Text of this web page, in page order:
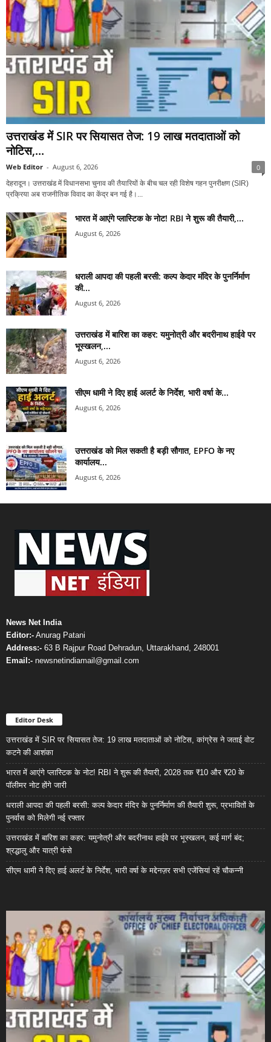
उत्तराखंड में SIR पर सियासत तेज: 19 लाख मतदाताओं को
नोटिस,...
Web Editor - August 6, 2026 0
देहरादून। उत्तराखंड में विधानसभा चुनाव की तैयारियों के बीच चल रही विशेष गहन पुनरीक्षण (SIR)
प्रक्रिया अब राजनीतिक विवाद का केंद्र बन गई है।...
भारत में आएंगे प्लास्टिक के नोट! RBI ने शुरू की तैयारी,...
August 6, 2026
धराली आपदा की पहली बरसी: कल्प केदार मंदिर के पुनर्निर्माण
की...
August 6, 2026
उत्तराखंड में बारिश का कहर: यमुनोत्री और बदरीनाथ हाईवे पर
भूस्खलन,...
August 6, 2026
सीएम धामी ने दिए हाई अलर्ट के निर्देश, भारी वर्षा के...
August 6, 2026
उत्तराखंड को मिल सकती है बड़ी सौगात, EPFO के नए
कार्यालय...
August 6, 2026
News Net India
Editor:- Anurag Patani
Address:- 63 B Rajpur Road Dehradun, Uttarakhand, 248001
Email:- newsnetindiamail@gmail.com
Editor Desk
उत्तराखंड में SIR पर सियासत तेज: 19 लाख मतदाताओं को नोटिस, कांग्रेस ने जताई वोट
कटने की आशंका
भारत में आएंगे प्लास्टिक के नोट! RBI ने शुरू की तैयारी, 2028 तक ₹10 और ₹20 के
पॉलीमर नोट होंगे जारी
धराली आपदा की पहली बरसी: कल्प केदार मंदिर के पुनर्निर्माण की तैयारी शुरू, प्रभावितों के
पुनर्वास को मिलेगी नई रफ्तार
उत्तराखंड में बारिश का कहर: यमुनोत्री और बदरीनाथ हाईवे पर भूस्खलन, कई मार्ग बंद;
श्रद्धालु और यात्री फंसे
सीएम धामी ने दिए हाई अलर्ट के निर्देश, भारी वर्षा के मद्देनज़र सभी एजेंसियां रहें चौकन्नी